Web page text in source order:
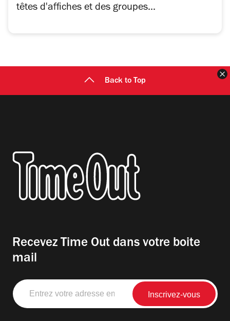
têtes d'affiches et des groupes...
Back to Top
Recevez Time Out dans votre boite
mail
Entrez
votre
adresse